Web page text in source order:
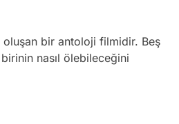
bir antoloji filmidir. Beş
nasıl ölebileceğini